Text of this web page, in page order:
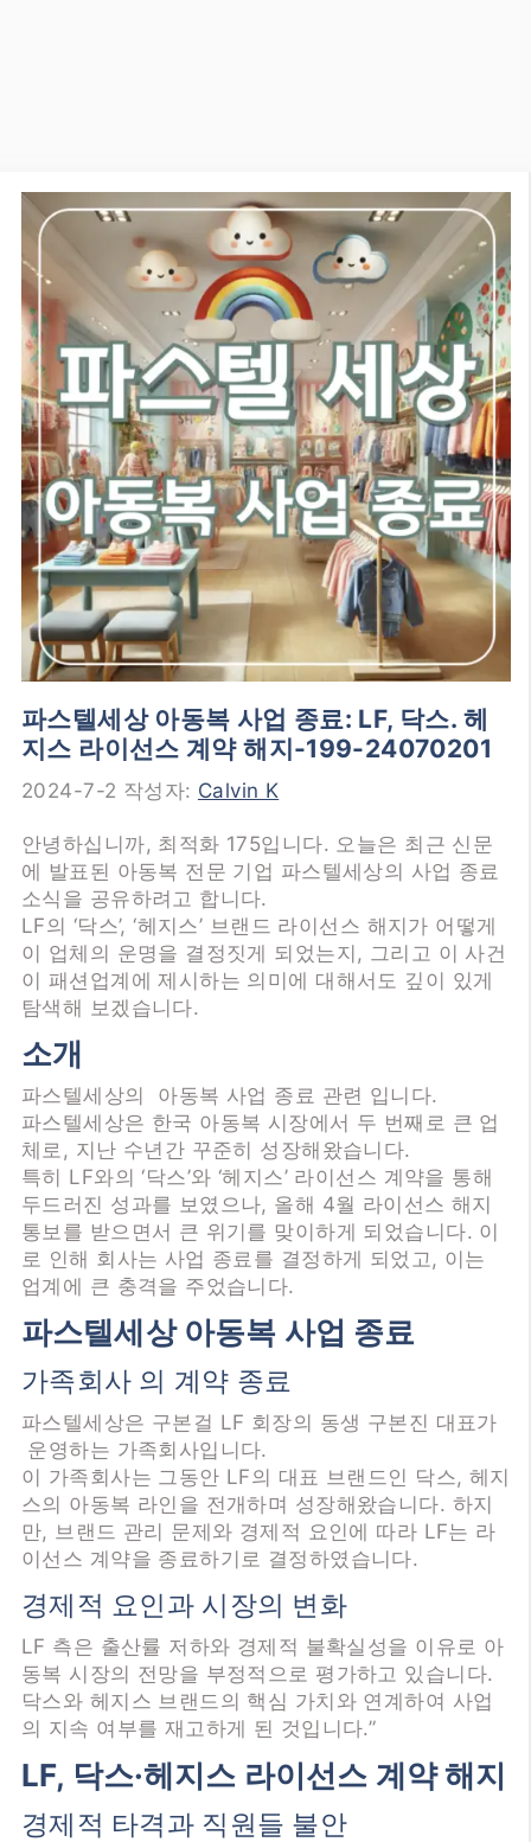
파스텔세상 아동복 사업 종료: LF, 닥스. 헤
지스 라이선스 계약 해지-199-24070201
2024-7-2 작성자: Calvin K
안녕하십니까, 최적화 175입니다. 오늘은 최근 신문
에 발표된 아동복 전문 기업 파스텔세상의 사업 종료
소식을 공유하려고 합니다.
LF의 ‘닥스’, ‘헤지스’ 브랜드 라이선스 해지가 어떻게
이 업체의 운명을 결정짓게 되었는지, 그리고 이 사건
이 패션업계에 제시하는 의미에 대해서도 깊이 있게
탐색해 보겠습니다.
소개
파스텔세상의 아동복 사업 종료 관련 입니다.
파스텔세상은 한국 아동복 시장에서 두 번째로 큰 업
체로, 지난 수년간 꾸준히 성장해왔습니다.
특히 LF와의 ‘닥스’와 ‘헤지스’ 라이선스 계약을 통해
두드러진 성과를 보였으나, 올해 4월 라이선스 해지
통보를 받으면서 큰 위기를 맞이하게 되었습니다. 이
로 인해 회사는 사업 종료를 결정하게 되었고, 이는
업계에 큰 충격을 주었습니다.
파스텔세상 아동복 사업 종료
가족회사 의 계약 종료
파스텔세상은 구본걸 LF 회장의 동생 구본진 대표가
운영하는 가족회사입니다.
이 가족회사는 그동안 LF의 대표 브랜드인 닥스, 헤지
스의 아동복 라인을 전개하며 성장해왔습니다. 하지
만, 브랜드 관리 문제와 경제적 요인에 따라 LF는 라
이선스 계약을 종료하기로 결정하였습니다.
경제적 요인과 시장의 변화
LF 측은 출산률 저하와 경제적 불확실성을 이유로 아
동복 시장의 전망을 부정적으로 평가하고 있습니다.
닥스와 헤지스 브랜드의 핵심 가치와 연계하여 사업
의 지속 여부를 재고하게 된 것입니다.”
LF, 닥스·헤지스 라이선스 계약 해지
경제적 타격과 직원들 불안